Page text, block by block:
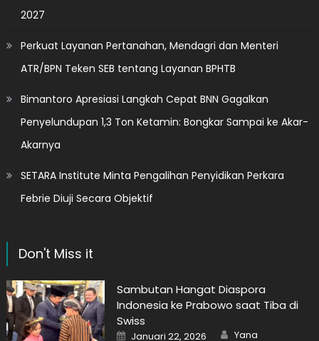
2027
Perkuat Layanan Pertanahan, Mendagri dan Menteri
ATR/BPN Teken SEB tentang Layanan BPHTB
Bimantoro Apresiasi Langkah Cepat BNN Gagalkan
Penyelundupan 1,3 Ton Ketamin: Bongkar Sampai ke Akar-
Akarnya
SETARA Institute Minta Pengalihan Penyidikan Perkara
Febrie Diuji Secara Objektif
Don't Miss it
Sambutan Hangat Diaspora
Indonesia ke Prabowo saat Tiba di
Swiss
Posted
Januari 22, 2026 Author
Yana